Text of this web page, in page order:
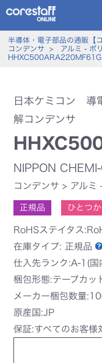
半導体・電子部品の通販【
コンデンサ > アルミ - ポ
日本ケミコン 導
解コンデンサ
NIPPON
コンデンサ > アルミ
正規品 ひとつか
RoHSステイタス
在庫タイプ: 正規品
仕入先ランク:A-1(国
梱包形態:テープカッ
メーカー梱包数量
原産国:JP
保証:すべてのお客